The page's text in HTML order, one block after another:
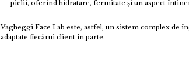
pielii, oferind hidratare, fermitate și un aspect
Vagheggi Face Lab este, astfel, un sistem complex de
adaptate fiecărui client în parte.